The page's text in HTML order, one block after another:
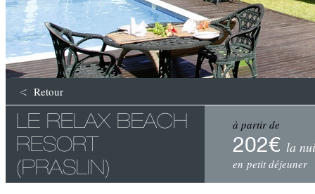
Retour
LE RELAX BEACH
RESORT
(PRASLIN)
à partir de
202€ la
en petit déjeuner